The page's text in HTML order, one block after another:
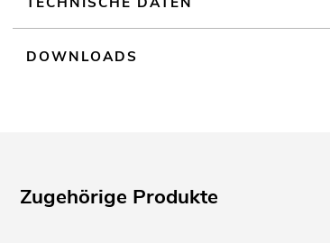
DOWNLOADS
Zugehörige Produkte